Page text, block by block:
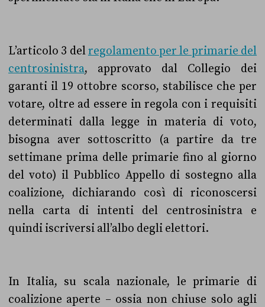
L’articolo 3 delregolamento per le primarie del
centrosinistra, approvato dal Collegio dei
garanti il 19 ottobre scorso, stabilisce che per
votare, oltre ad essere in regola con i requisiti
determinati dalla legge in materia di voto,
bisogna aver sottoscritto (a partire da tre
settimane prima delle primarie fino al giorno
del voto) il Pubblico Appello di sostegno alla
coalizione, dichiarando così di riconoscersi
nella carta di intenti del centrosinistra e
quindi iscriversi all’albo degli elettori.
In Italia, su scala nazionale, le primarie di
coalizione aperte – ossia non chiuse solo agli